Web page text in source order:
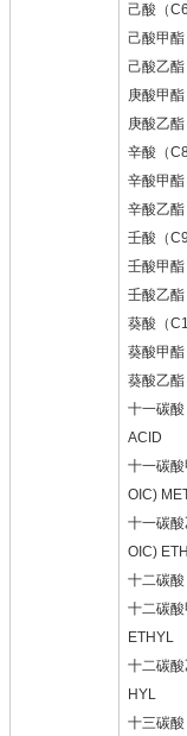
己酸（
己酸甲
己酸乙
庚酸甲
庚酸乙
辛酸（
辛酸甲
辛酸乙
壬酸（
壬酸甲
壬酸乙
葵酸（
葵酸甲
葵酸乙
十一碳
ACID
十一碳
OIC)
十一碳
OIC)
十二碳
十二碳
ETHYL
十二碳
HYL
十三碳